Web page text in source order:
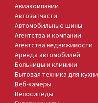
Авиакомпании
Автозапчасти
Автомобильные шины
Агентства и компании
Агентства недвижимости
Аренда автомобилей
Больницы и клиники
Бытовая техника для кухни
Веб-камеры
Велосипеды